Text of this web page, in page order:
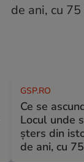
GSP.RO
Ce se
Locul unde
șters din
de ani, cu